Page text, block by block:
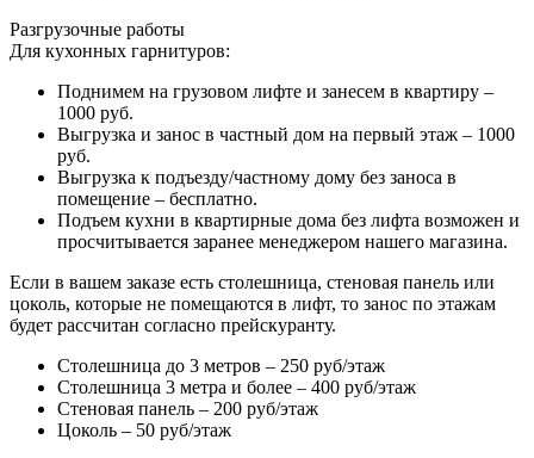
Разгрузочные работы
Для кухонных гарнитуров:
Поднимем на грузовом лифте и занесем в квартиру –
1000 руб.
Выгрузка и занос в частный дом на первый этаж – 1000
руб.
Выгрузка к подъезду/частному дому без заноса в
помещение – бесплатно.
Подъем кухни в квартирные дома без лифта возможен и
просчитывается заранее менеджером нашего магазина.
Если в вашем заказе есть столешница, стеновая панель или
цоколь, которые не помещаются в лифт, то занос по этажам
будет рассчитан согласно прейскуранту.
Столешница до 3 метров – 250 руб/этаж
Столешница 3 метра и более – 400 руб/этаж
Стеновая панель – 200 руб/этаж
Цоколь – 50 руб/этаж